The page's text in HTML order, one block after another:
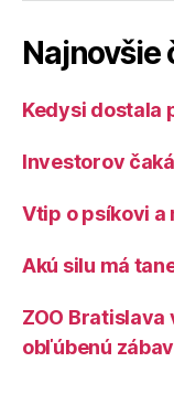
Najnovšie
Kedysi dostala
Investorov
Vtip o psíkovi a
Akú silu má
ZOO
obľúbenú